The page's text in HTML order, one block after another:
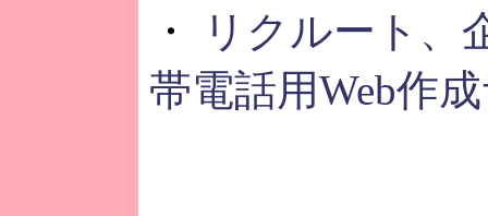
・
リクルート、
帯電話用Web作